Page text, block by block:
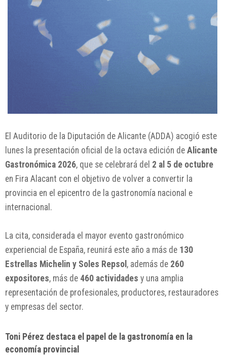
El Auditorio de la Diputación de Alicante (ADDA) acogió este
lunes la presentación oficial de la octava edición de Alicante
Gastronómica 2026, que se celebrará del 2 al 5 de octubre
en Fira Alacant con el objetivo de volver a convertir la
provincia en el epicentro de la gastronomía nacional e
internacional.
La cita, considerada el mayor evento gastronómico
experiencial de España, reunirá este año a más de 130
Estrellas Michelin y Soles Repsol , además de 260
expositores, más de 460 actividades y una amplia
representación de profesionales, productores, restauradores
y empresas del sector.
Toni Pérez destaca el papel de la gastronomía en la
economía provincial